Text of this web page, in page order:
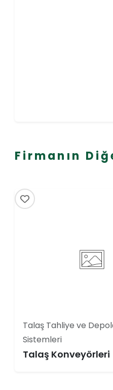
Firmanın
Talaş Tahliye ve
Sistemleri
Talaş Konveyörleri